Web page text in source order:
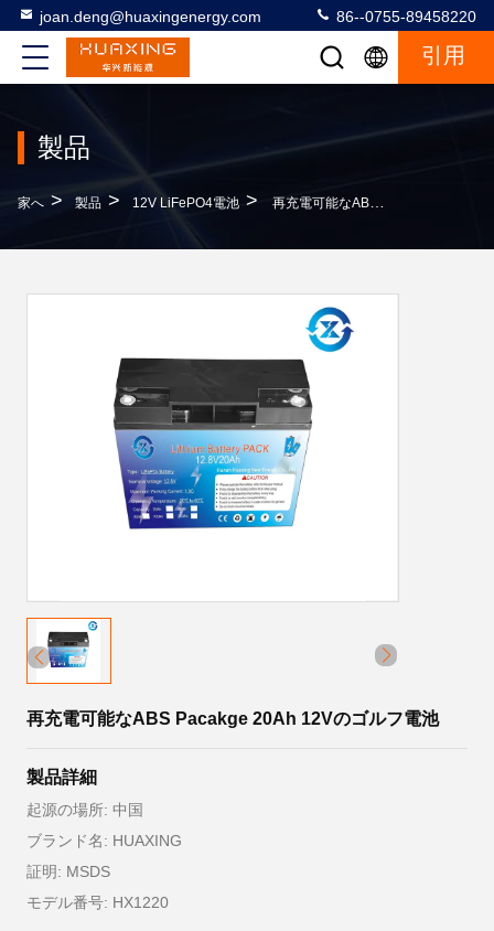
joan.deng@huaxingenergy.com 86--0755-89458220
引用
製品
家へ > 製品 > 12V LiFePO4電池 > 再充電可能なABS Pacakge 20Ah 12Vのゴルフ電池
再充電可能なABS Pacakge 20Ah 12Vのゴルフ電池
製品詳細
起源の場所: 中国
ブランド名: HUAXING
証明: MSDS
モデル番号: HX1220